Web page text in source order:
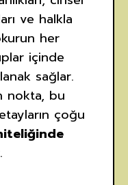
ve halkla
her
içinde
sağlar.
nokta, bu
çoğu